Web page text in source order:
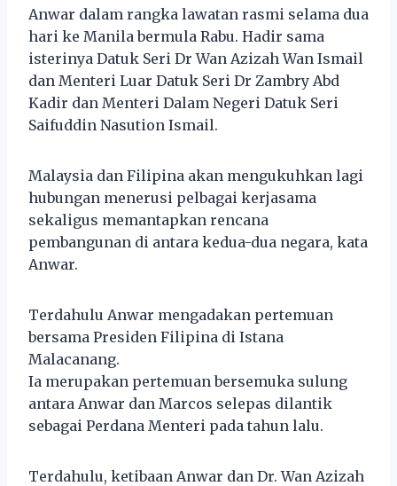
Anwar dalam rangka lawatan rasmi selama dua
hari ke Manila bermula Rabu. Hadir sama
isterinya Datuk Seri Dr Wan Azizah Wan Ismail
dan Menteri Luar Datuk Seri Dr Zambry Abd
Kadir dan Menteri Dalam Negeri Datuk Seri
Saifuddin Nasution Ismail.
Malaysia dan Filipina akan mengukuhkan lagi
hubungan menerusi pelbagai kerjasama
sekaligus memantapkan rencana
pembangunan di antara kedua-dua negara, kata
Anwar.
Terdahulu Anwar mengadakan pertemuan
bersama Presiden Filipina di Istana
Malacanang.
Ia merupakan pertemuan bersemuka sulung
antara Anwar dan Marcos selepas dilantik
sebagai Perdana Menteri pada tahun lalu.
Terdahulu, ketibaan Anwar dan Dr. Wan Azizah